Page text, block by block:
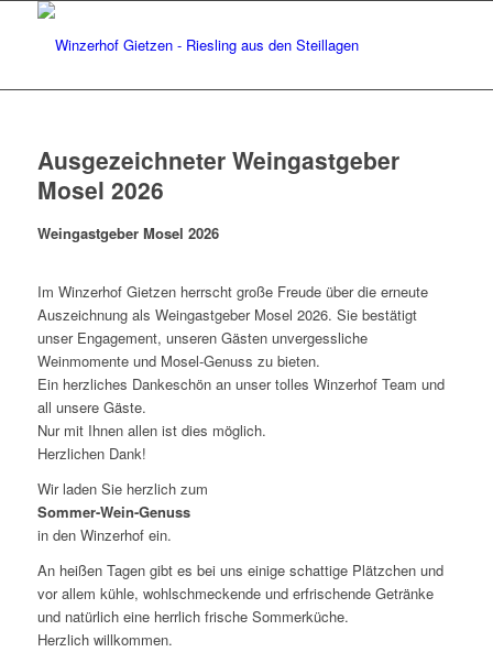
Ausgezeichneter Weingastgeber
Mosel 2026
Weingastgeber Mosel 2026
Im Winzerhof Gietzen herrscht große Freude über die erneute
Auszeichnung als Weingastgeber Mosel 2026. Sie bestätigt
unser Engagement, unseren Gästen unvergessliche
Weinmomente und Mosel-Genuss zu bieten.
Ein herzliches Dankeschön an unser tolles Winzerhof Team und
all unsere Gäste.
Nur mit Ihnen allen ist dies möglich.
Herzlichen Dank!
Wir laden Sie herzlich zum
Sommer-Wein-Genuss
in den Winzerhof ein.
An heißen Tagen gibt es bei uns einige schattige Plätzchen und
vor allem kühle, wohlschmeckende und erfrischende Getränke
und natürlich eine herrlich frische Sommerküche.
Herzlich willkommen.